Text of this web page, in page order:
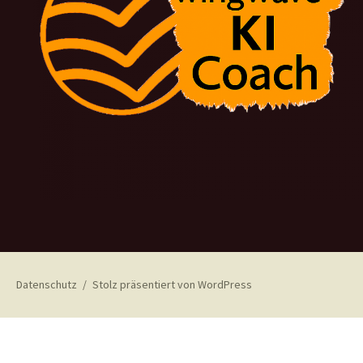
Datenschutz Stolz präsentiert von WordPress